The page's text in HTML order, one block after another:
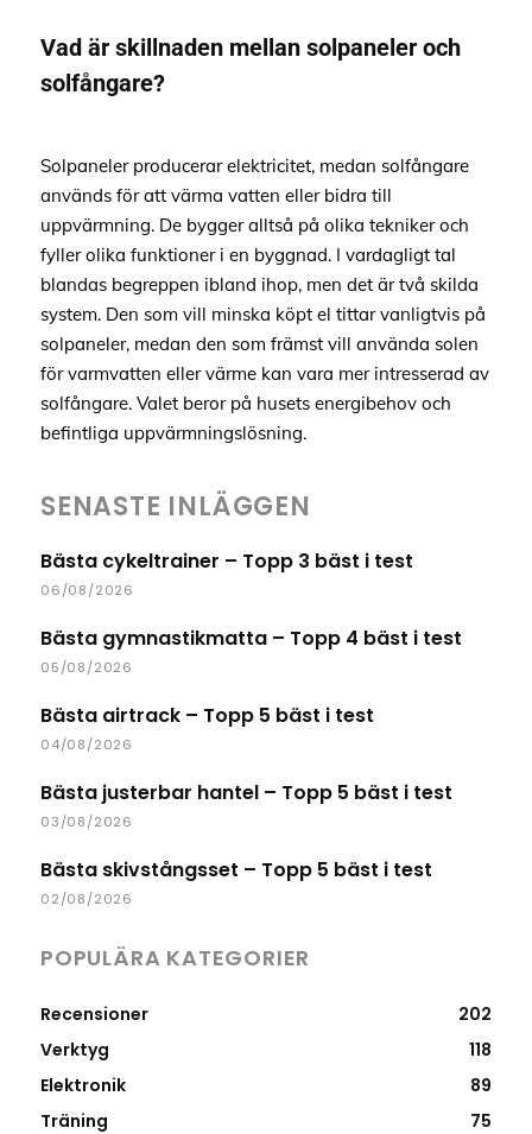
Vad är skillnaden mellan solpaneler och
solfångare?
Solpaneler producerar elektricitet, medan solfångare
används för att värma vatten eller bidra till
uppvärmning. De bygger alltså på olika tekniker och
fyller olika funktioner i en byggnad. I vardagligt tal
blandas begreppen ibland ihop, men det är två skilda
system. Den som vill minska köpt el tittar vanligtvis på
solpaneler, medan den som främst vill använda solen
för varmvatten eller värme kan vara mer intresserad av
solfångare. Valet beror på husets energibehov och
befintliga uppvärmningslösning.
SENASTE INLÄGGEN
Bästa cykeltrainer – Topp 3 bäst i test
06/08/2026
Bästa gymnastikmatta – Topp 4 bäst i test
05/08/2026
Bästa airtrack – Topp 5 bäst i test
04/08/2026
Bästa justerbar hantel – Topp 5 bäst i test
03/08/2026
Bästa skivstångsset – Topp 5 bäst i test
02/08/2026
POPULÄRA KATEGORIER
Recensioner
202
Verktyg
118
Elektronik
89
Träning
75